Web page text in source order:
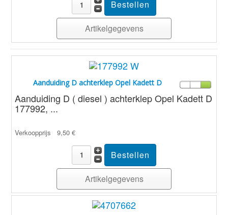
Artikelgegevens
Aanduiding D achterklep Opel Kadett D
Aanduiding D ( diesel ) achterklep Opel Kadett D
177992, ...
Verkoopprijs 9,50 €
Artikelgegevens